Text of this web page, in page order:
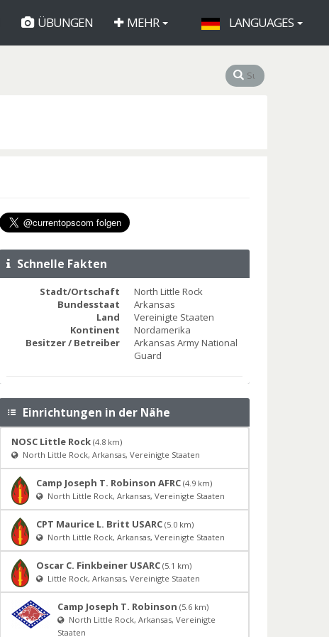
ÜBUNGEN MEHR LANGUAGES
Schnelle Fakten
Stadt/Ortschaft
North Little Rock
Bundesstaat
Arkansas
Land
Vereinigte Staaten
Kontinent
Nordamerika
Besitzer / Betreiber
Arkansas Army National
Guard
Einrichtungen in der Nähe
NOSC Little Rock (4.8 km)
North Little Rock, Arkansas, Vereinigte Staaten
Camp Joseph T. Robinson AFRC (4.9 km)
North Little Rock, Arkansas, Vereinigte Staaten
CPT Maurice L. Britt USARC (5.0 km)
North Little Rock, Arkansas, Vereinigte Staaten
Oscar C. Finkbeiner USARC (5.1 km)
Little Rock, Arkansas, Vereinigte Staaten
Camp Joseph T. Robinson (5.6 km)
North Little Rock, Arkansas, Vereinigte
Staaten